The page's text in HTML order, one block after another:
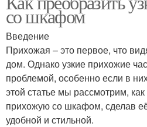
со шкафом
Введение
Прихожая – это первое, что
дом. Однако узкие прихожие
проблемой, особенно если в
этой статье мы рассмотрим,
прихожую со шкафом, сделав
удобной и стильной.